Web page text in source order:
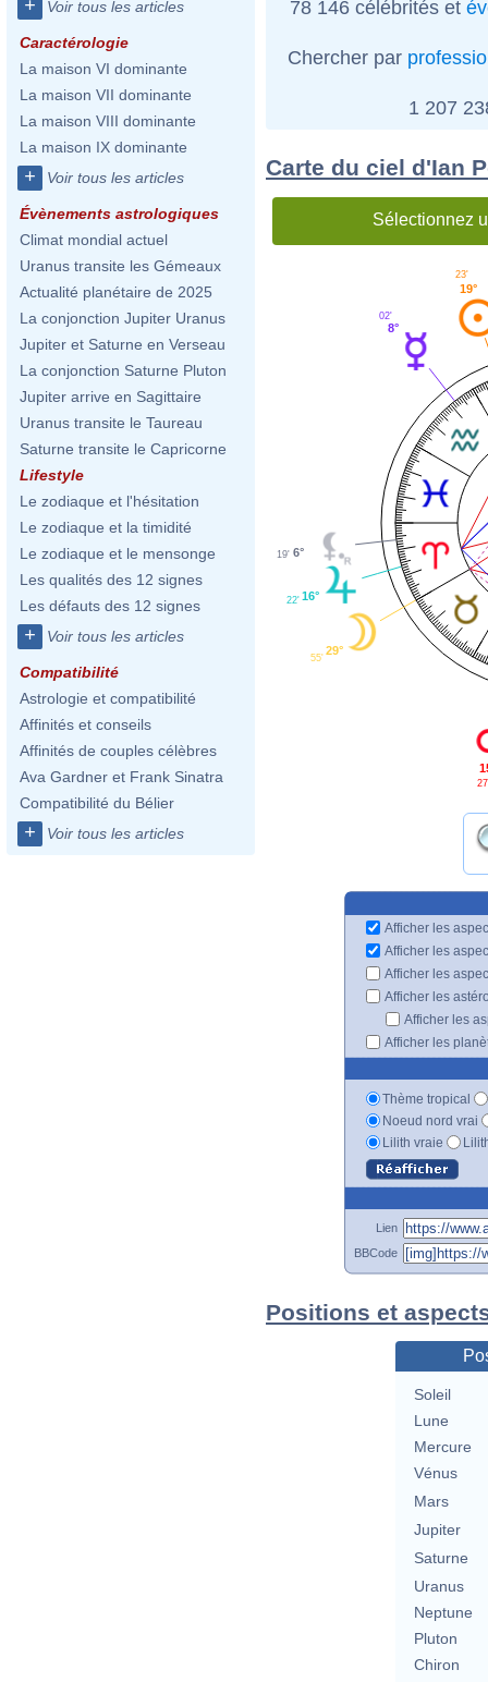
+ Voir tous les articles
Caractérologie
La maison VI dominante
La maison VII dominante
La maison VIII dominante
La maison IX dominante
+ Voir tous les articles
Évènements astrologiques
Climat mondial actuel
Uranus transite les Gémeaux
Actualité planétaire de 2025
La conjonction Jupiter Uranus
Jupiter et Saturne en Verseau
La conjonction Saturne Pluton
Jupiter arrive en Sagittaire
Uranus transite le Taureau
Saturne transite le Capricorne
Lifestyle
Le zodiaque et l'hésitation
Le zodiaque et la timidité
Le zodiaque et le mensonge
Les qualités des 12 signes
Les défauts des 12 signes
+ Voir tous les articles
Compatibilité
Astrologie et compatibilité
Affinités et conseils
Affinités de couples célèbres
Ava Gardner et Frank Sinatra
Compatibilité du Bélier
+ Voir tous les articles
78 146 célébrités et
Chercher par
1 207
Carte du ciel d'Ian
Sélectionnez
19°
23'
8°
02'
6°
19'
16°
22'
29°
55'
Afficher les
Afficher les
Afficher les
Afficher les
Afficher les
Afficher les
Thème tropical
Noeud nord vrai
Lilith vraie
Lien
BBCode
Positions et
Soleil
Lune
Mercure
Vénus
Mars
Jupiter
Saturne
Uranus
Neptune
Pluton
Chiron